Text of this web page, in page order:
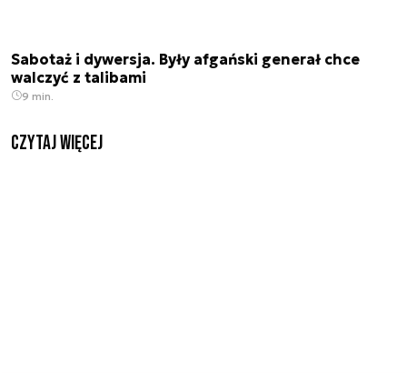
Sabotaż i dywersja. Były afgański generał chce
walczyć z talibami
9 min.
czytaj więcej